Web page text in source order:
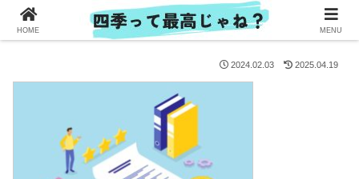
2024.02.03 2025.04.19
HOME MENU